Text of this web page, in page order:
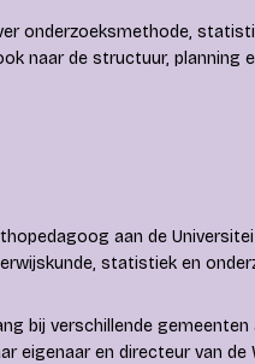
onderzoeksmethode,
naar de structuur, planning
aan de
statistiek en
bij verschillende
eigenaar en directeur van de